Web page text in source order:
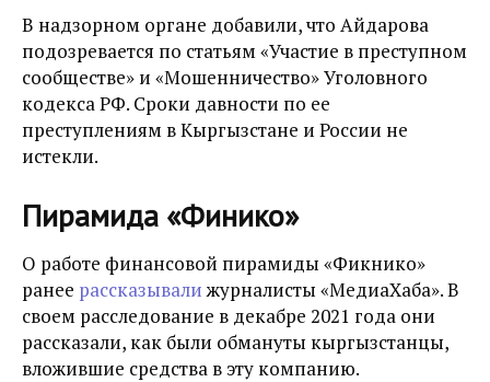
В надзорном органе добавили, что Айдарова
подозревается по статьям «Участие в преступном
сообществе» и «Мошенничество» Уголовного
кодекса РФ. Сроки давности по ее
преступлениям в Кыргызстане и России не
истекли.
Пирамида «Финико»
О работе финансовой пирамиды «Фикнико»
ранее рассказывалижурналисты «МедиаХаба». В
своем расследование в декабре 2021 года они
рассказали, как были обмануты кыргызстанцы,
вложившие средства в эту компанию.